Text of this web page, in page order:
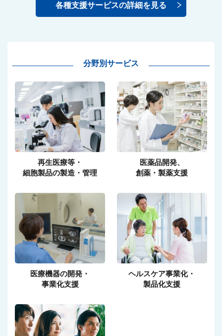
各種支援サービスの詳細を見る
分野別サービス
再生医療等・
細胞製品の製造・管理
医薬品開発、
創薬・製薬支援
医療機器の開発・
事業化支援
ヘルスケア事業化・
製品化支援